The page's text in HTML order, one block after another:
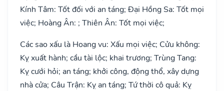
Kính Tâm: Tốt đối với an táng; Đại Hồng Sa: Tốt mọi
việc; Hoàng Ân: ; Thiên Ân: Tốt mọi việc;
Các sao xấu là Hoang vu: Xấu mọi việc; Cửu không:
Kỵ xuất hành; cầu tài lộc; khai trương; Trùng Tang:
Kỵ cưới hỏi; an táng; khởi công, động thổ, xây dựng
nhà cửa; Câu Trận: Kỵ an táng; Tứ thời cô quả: Kỵ